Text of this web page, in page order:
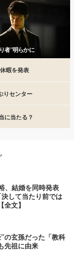
者”明らかに
暇を発表
りセンター
に当たる？
、結婚を同時発表
して当たり前では
文】
の玄孫だった「教科
先祖に由来